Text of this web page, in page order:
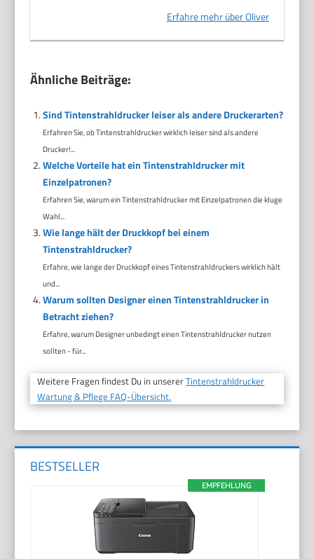
Erfahre mehr über Oliver
Ähnliche Beiträge:
Sind Tintenstrahldrucker leiser als andere Druckerarten?
Erfahren Sie, ob Tintenstrahldrucker wirklich leiser sind als andere
Drucker!...
Welche Vorteile hat ein Tintenstrahldrucker mit
Einzelpatronen?
Erfahren Sie, warum ein Tintenstrahldrucker mit Einzelpatronen die kluge
Wahl...
Wie lange hält der Druckkopf bei einem
Tintenstrahldrucker?
Erfahre, wie lange der Druckkopf eines Tintenstrahldruckers wirklich hält
und...
Warum sollten Designer einen Tintenstrahldrucker in
Betracht ziehen?
Erfahre, warum Designer unbedingt einen Tintenstrahldrucker nutzen
sollten - für...
Weitere Fragen findest Du in unsererTintenstrahldrucker
Wartung & Pflege FAQ-Übersicht.
BESTSELLER
EMPFEHLUNG